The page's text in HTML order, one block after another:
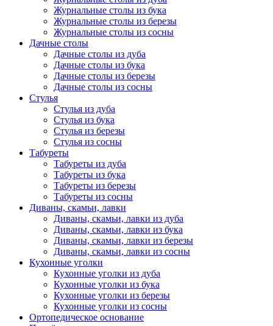
Журнальные столы из бука
Журнальные столы из березы
Журнальные столы из сосны
Дачные столы
Дачные столы из дуба
Дачные столы из бука
Дачные столы из березы
Дачные столы из сосны
Стулья
Стулья из дуба
Стулья из бука
Стулья из березы
Стулья из сосны
Табуреты
Табуреты из дуба
Табуреты из бука
Табуреты из березы
Табуреты из сосны
Диваны, скамьи, лавки
Диваны, скамьи, лавки из дуба
Диваны, скамьи, лавки из бука
Диваны, скамьи, лавки из березы
Диваны, скамьи, лавки из сосны
Кухонные уголки
Кухонные уголки из дуба
Кухонные уголки из бука
Кухонные уголки из березы
Кухонные уголки из сосны
Ортопедическое основание